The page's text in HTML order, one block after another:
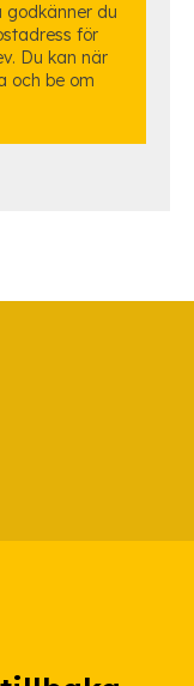
godkänner du
för
Du kan när
och be om